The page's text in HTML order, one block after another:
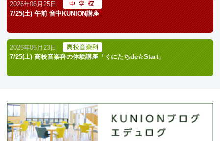
2026年06月25日
7/25(土) 午前 音中KUNION講座
2026年06月23日
7/25(土) 高校音楽科の体験講座「くにたちde☆Start」